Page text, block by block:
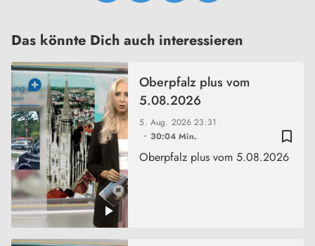
Das könnte Dich auch interessieren
bookmark_border
5. Aug. 202623:31
30:04 Min.
Oberpfalz plus vom
5.08.2026
Oberpfalz plus vom 5.08.2026